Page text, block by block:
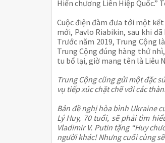
Hiến chương Liên Hiệp Quốc.”
Cuộc điện đàm đưa tới một
mới, Pavlo Riabikin, sau khi
Trước năm 2019, Trung Cộng
Trung Cộng đúng hàng thứ
tu bổ lại, giờ mang tên là Liêu
Trung Cộng cũng gửi một đặc
vụ tiếp xúc chặt chẽ với các
Bản đề nghị hòa bình Ukraine
Lý Huy, 70 tuổi, sẽ phải tìm
Vladimir V. Putin tặng “Huy
người khác! Nhưng cuối cùng